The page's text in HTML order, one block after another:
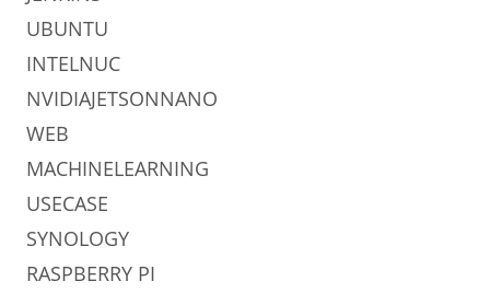
UBUNTU
INTELNUC
NVIDIAJETSONNANO
WEB
MACHINELEARNING
USECASE
SYNOLOGY
RASPBERRY PI